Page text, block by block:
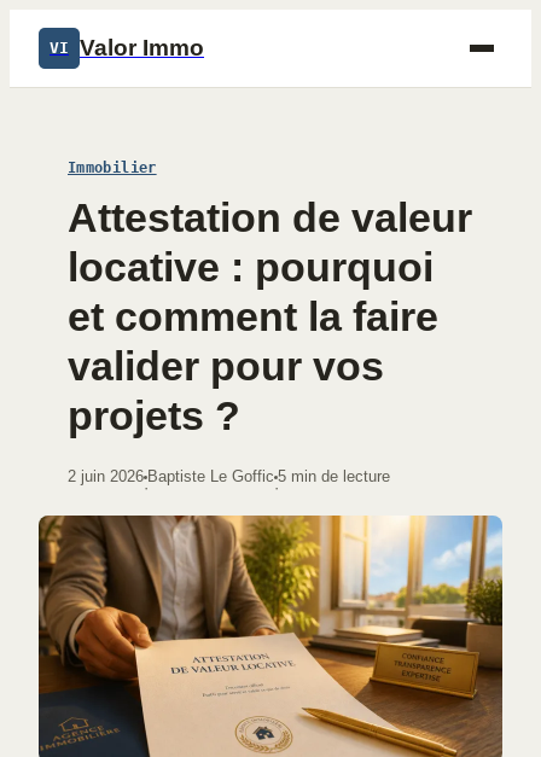
VI Valor Immo
Immobilier
Attestation de valeur
locative : pourquoi
et comment la faire
valider pour vos
projets ?
2 juin 2026
·
Baptiste Le Goffic
·
5 min de lecture